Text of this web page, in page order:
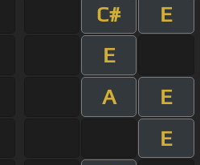
C#
E
E
A
E
E